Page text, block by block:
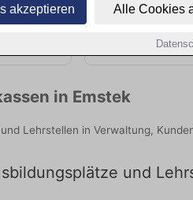
akzeptieren Alle Cookies
in Emstek
Lehrstellen in Verwaltung,
und